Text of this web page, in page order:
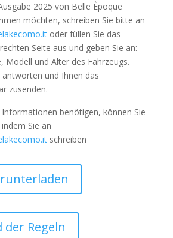
2025 von Belle Èpoque
möchten, schreiben Sie bitte an
oder füllen Sie das
Seite aus und geben Sie an:
Modell und Alter des Fahrzeugs.
und Ihnen das
zusenden.
benötigen, können Sie
Sie an
schreiben
der Regeln